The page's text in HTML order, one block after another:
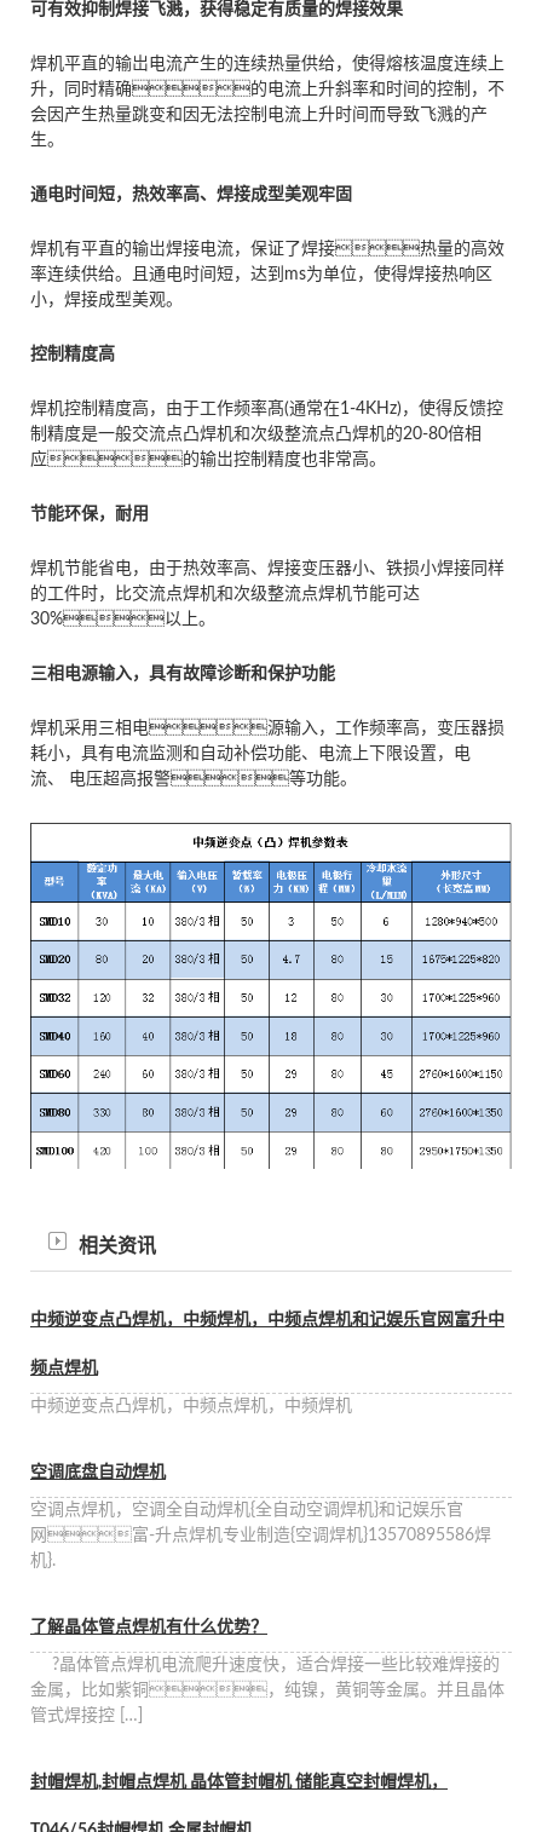
可有效抑制焊接飞溅，获得稳定有质量的焊接效果
焊机平直的输岀电流产生的连续热量供给，使得熔核温度连续上
升，同时精确的电流上升斜率和时间的控制，不
会因产生热量跳变和因无法控制电流上升时间而导致飞溅的产
生。
通电时间短，热效率高、焊接成型美观牢固
焊机有平直的输岀焊接电流，保证了焊接热量的高效
率连续供给。且通电时间短，达到ms为单位，使得焊接热响区
小，焊接成型美观。
控制精度高
焊机控制精度高，由于工作频率髙(通常在1-4KHz)，使得反馈控
制精度是一般交流点凸焊机和次级整流点凸焊机的20-80倍相
应的输岀控制精度也非常高。
节能环保，耐用
焊机节能省电，由于热效率高、焊接变压器小、铁损小焊接同样
的工件时，比交流点焊机和次级整流点焊机节能可达
30%以上。
三相电源输入，具有故障诊断和保护功能
焊机采用三相电源输入，工作频率高，变压器损
耗小，具有电流监测和自动补偿功能、电流上下限设置，电
流、 电压超高报警等功能。
相关资讯
中频逆变点凸焊机，中频焊机，中频点焊机和记娱乐官网富升中
频点焊机
中频逆变点凸焊机，中频点焊机，中频焊机
空调底盘自动焊机
空调点焊机，空调全自动焊机{全自动空调焊机}和记娱乐官
网富-升点焊机专业制造{空调焊机}13570895586焊
机}.
了解晶体管点焊机有什么优势？
?晶体管点焊机电流爬升速度快，适合焊接一些比较难焊接的
金属，比如紫铜，纯镍，黄铜等金属。并且晶体
管式焊接控 […]
封帽焊机,封帽点焊机 晶体管封帽机 储能真空封帽焊机，